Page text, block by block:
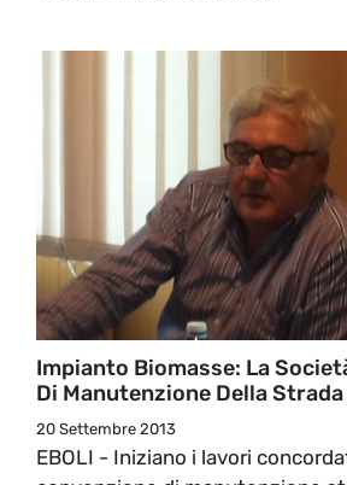
Impianto Biomasse: La
Di Manutenzione Della Strada
20 Settembre 2013
EBOLI - Iniziano i lavori